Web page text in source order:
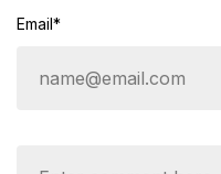
Email*